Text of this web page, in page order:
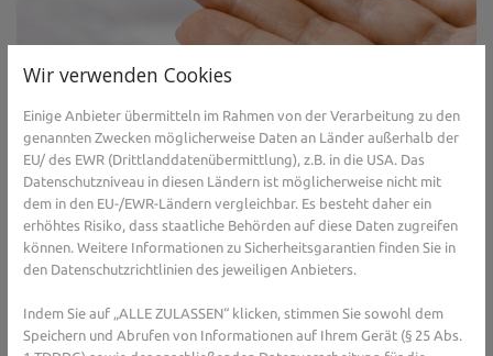
5. Scharfe Pflegeprodukte/Chemikalien
vermeiden
Scharfe bzw. stark alkoholhaltige Pflege- und Reinigungsprodukte
schaden Ihrer Haut und lassen diese frühzeitig altern. Vorsicht ist
auch vor scharfen Seifen geboten. Weichen Sie auf milde Produkte
aus. Grundsätzlich schadet ein häufiger Kontakt zu reizenden
Chemikalien der Haut (2). Tragen Sie entsprechende
Schutzkleidung, wenn Sie beruflich damit zu tun haben.
Wir verwenden Cookies
Einige Anbieter übermitteln im Rahmen von der Verarbeitung zu den
genannten Zwecken möglicherweise Daten an Länder außerhalb der
EU/ des EWR (Drittlanddatenübermittlung), z.B. in die USA. Das
Datenschutzniveau in diesen Ländern ist möglicherweise nicht mit
dem in den EU-/EWR-Ländern vergleichbar. Es besteht daher ein
erhöhtes Risiko, dass staatliche Behörden auf diese Daten zugreifen
können. Weitere Informationen zu Sicherheitsgarantien finden Sie in
den Datenschutzrichtlinien des jeweiligen Anbieters.
Indem Sie auf „ALLE ZULASSEN“ klicken, stimmen Sie sowohl dem
Speichern und Abrufen von Informationen auf Ihrem Gerät (§ 25 Abs.